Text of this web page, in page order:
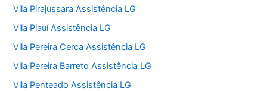
Vila Pirajussara Assistência LG
Vila Piauí Assistência LG
Vila Pereira Cerca Assistência LG
Vila Pereira Barreto Assistência LG
Vila Penteado Assistência LG